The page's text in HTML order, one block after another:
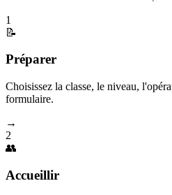
1
📝
Préparer
Choisissez la classe, le niveau,
formulaire.
→
2
👥
Accueillir